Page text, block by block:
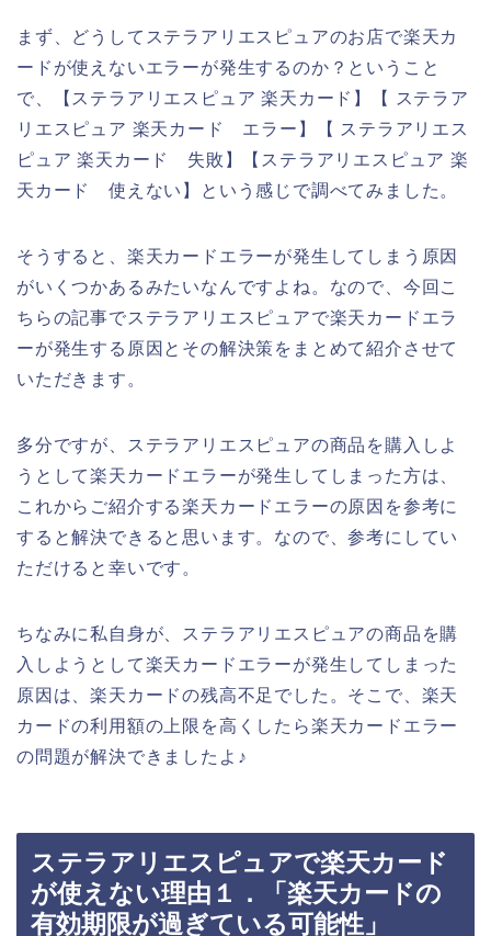
まず、どうしてステラアリエスピュアのお店で楽天カ
ードが使えないエラーが発生するのか？ということ
で、【ステラアリエスピュア 楽天カード】【 ステラア
リエスピュア 楽天カード エラー】【 ステラアリエス
ピュア 楽天カード 失敗】【ステラアリエスピュア 楽
天カード 使えない】という感じで調べてみました。
そうすると、楽天カードエラーが発生してしまう原因
がいくつかあるみたいなんですよね。なので、今回こ
ちらの記事でステラアリエスピュアで楽天カードエラ
ーが発生する原因とその解決策をまとめて紹介させて
いただきます。
多分ですが、ステラアリエスピュアの商品を購入しよ
うとして楽天カードエラーが発生してしまった方は、
これからご紹介する楽天カードエラーの原因を参考に
すると解決できると思います。なので、参考にしてい
ただけると幸いです。
ちなみに私自身が、ステラアリエスピュアの商品を購
入しようとして楽天カードエラーが発生してしまった
原因は、楽天カードの残高不足でした。そこで、楽天
カードの利用額の上限を高くしたら楽天カードエラー
の問題が解決できましたよ♪
ステラアリエスピュアで楽天カード
が使えない理由１．「楽天カードの
有効期限が過ぎている可能性」